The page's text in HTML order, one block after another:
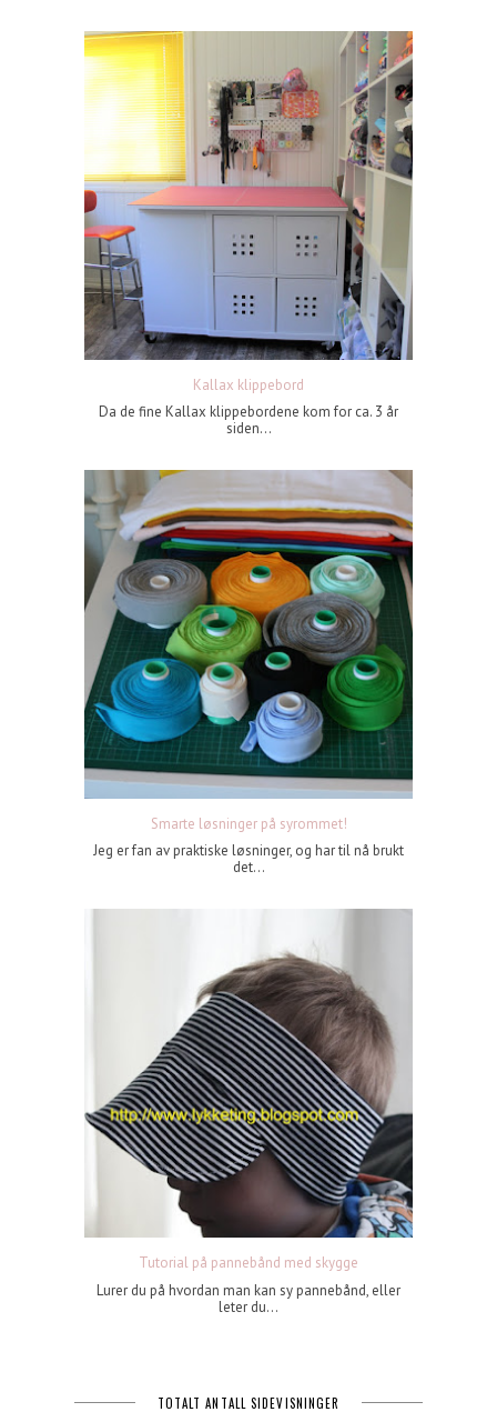
Kallax klippebord
Da de fine Kallax klippebordene kom for ca. 3 år
siden...
Smarte løsninger på syrommet!
Jeg er fan av praktiske løsninger, og har til nå brukt
det...
Tutorial på pannebånd med skygge
Lurer du på hvordan man kan sy pannebånd, eller
leter du...
TOTALT ANTALL SIDEVISNINGER